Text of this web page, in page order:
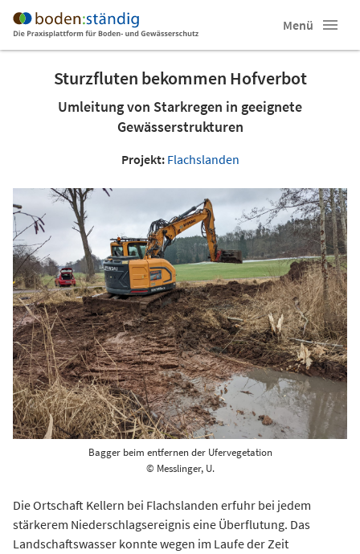
Menü
Sturzfluten bekommen Hofverbot
Umleitung von Starkregen in geeignete
Gewässerstrukturen
Projekt: Flachslanden
Bagger beim entfernen der Ufervegetation
© Messlinger, U.
Die Ortschaft Kellern bei Flachslanden erfuhr bei jedem
stärkerem Niederschlagsereignis eine Überflutung. Das
Landschaftswasser konnte wegen im Laufe der Zeit